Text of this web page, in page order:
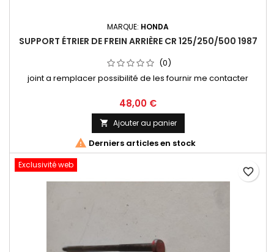
MARQUE: HONDA
SUPPORT ÉTRIER DE FREIN ARRIÈRE CR 125/250/500 1987
(0)
joint a remplacer possibilité de les fournir me contacter
48,00 €
 Ajouter au panier
 Derniers articles en stock
Exclusivité web
favorite_border